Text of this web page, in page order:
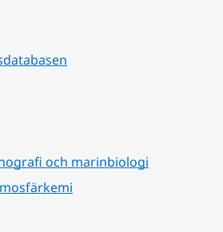
och marinbiologi